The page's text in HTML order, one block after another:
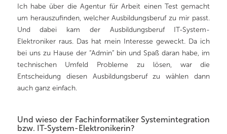
Ich habe über die Agentur für Arbeit einen Test gemacht
um herauszufinden, welcher Ausbildungsberuf zu mir passt.
Und dabei kam der Ausbildungsberuf IT-System-
Elektroniker raus. Das hat mein Interesse geweckt. Da ich
bei uns zu Hause der “Admin” bin und Spaß daran habe, im
technischen Umfeld Probleme zu lösen, war die
Entscheidung diesen Ausbildungsberuf zu wählen dann
auch ganz einfach.
Und wieso der Fachinformatiker Systemintegration
bzw. IT-System-Elektronikerin?